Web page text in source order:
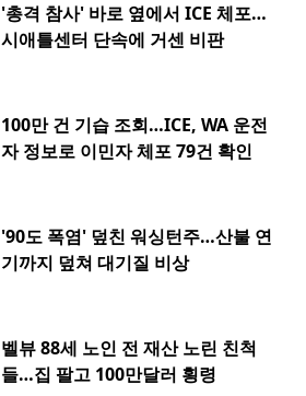
'총격 참사' 바로 옆에서 ICE 체포…
시애틀센터 단속에 거센 비판
100만 건 기습 조회…ICE, WA 운전
자 정보로 이민자 체포 79건 확인
'90도 폭염' 덮친 워싱턴주…산불 연
기까지 덮쳐 대기질 비상
벨뷰 88세 노인 전 재산 노린 친척
들…집 팔고 100만달러 횡령